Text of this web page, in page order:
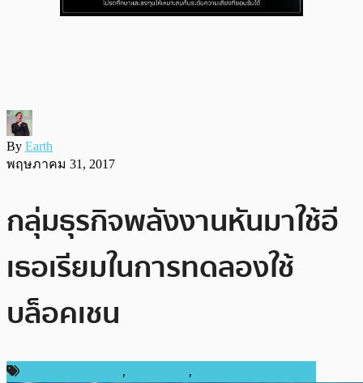
By Earth
พฤษภาคม 31, 2017
กลุ่มธุรกิจพลังงานหันมาใช้อี
เธอเรียมในการทดลองใช้
บล็อคเชน
, ,